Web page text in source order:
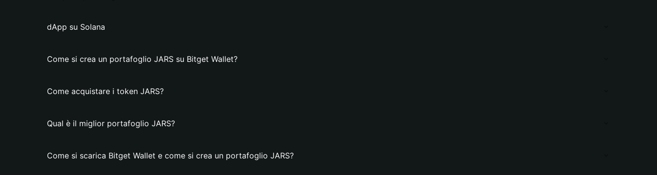
dApp su Solana
Come si crea un portafoglio JARS su Bitget Wallet?
Come acquistare i token JARS?
Qual è il miglior portafoglio JARS?
Come si scarica Bitget Wallet e come si crea un portafoglio JARS?